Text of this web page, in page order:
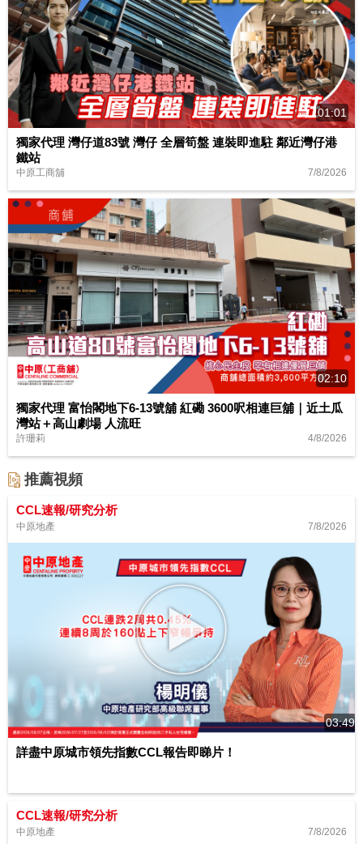
01:01
獨家代理 灣仔道83號 灣仔 全層筍盤 連裝即進駐 鄰近灣仔港
鐵站
中原工商舖 7/8/2026
02:10
獨家代理 富怡閣地下6-13號舖 紅磡 3600呎相連巨舖｜近土瓜
灣站＋高山劇場 人流旺
許珊莉 4/8/2026
推薦視頻
CCL速報/研究分析
中原地產 7/8/2026
03:49
詳盡中原城市領先指數CCL報告即睇片！
CCL速報/研究分析
中原地產 7/8/2026